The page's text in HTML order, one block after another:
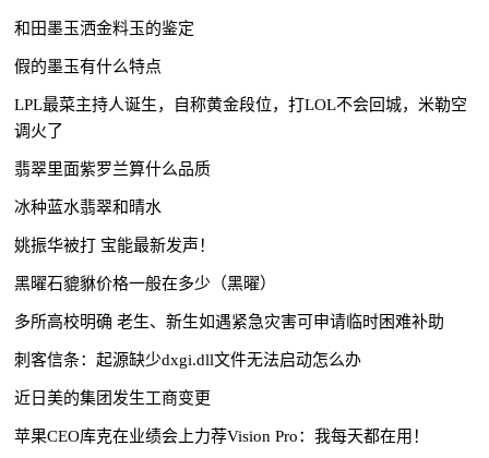
和田墨玉洒金料玉的鉴定
假的墨玉有什么特点
LPL最菜主持人诞生，自称黄金段位，打LOL不会回城，米勒空
调火了
翡翠里面紫罗兰算什么品质
冰种蓝水翡翠和晴水
姚振华被打 宝能最新发声！
黑曜石貔貅价格一般在多少（黑曜）
多所高校明确 老生、新生如遇紧急灾害可申请临时困难补助
刺客信条：起源缺少dxgi.dll文件无法启动怎么办
近日美的集团发生工商变更
苹果CEO库克在业绩会上力荐Vision Pro：我每天都在用！